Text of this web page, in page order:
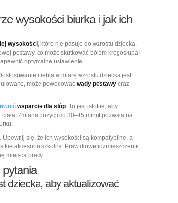
wysokości biurka i jak ich
wysokości, które nie pasuje do wzrostu dziecka.
postawy, co może skutkować bólem kręgosłupa i
optymalne ustawienie.
mebla w miarę wzrostu dziecka jest
może powodować wady postawy oraz
wsparcie dla stóp. To jest istotne, aby
Zmiana pozycji co 30–45 minut pozwala na
się, że ich wysokości są kompatybilne, a
akcesoria szkolne. Prawidłowe rozmieszczenie
miejsca pracy.
dziecka, aby aktualizować